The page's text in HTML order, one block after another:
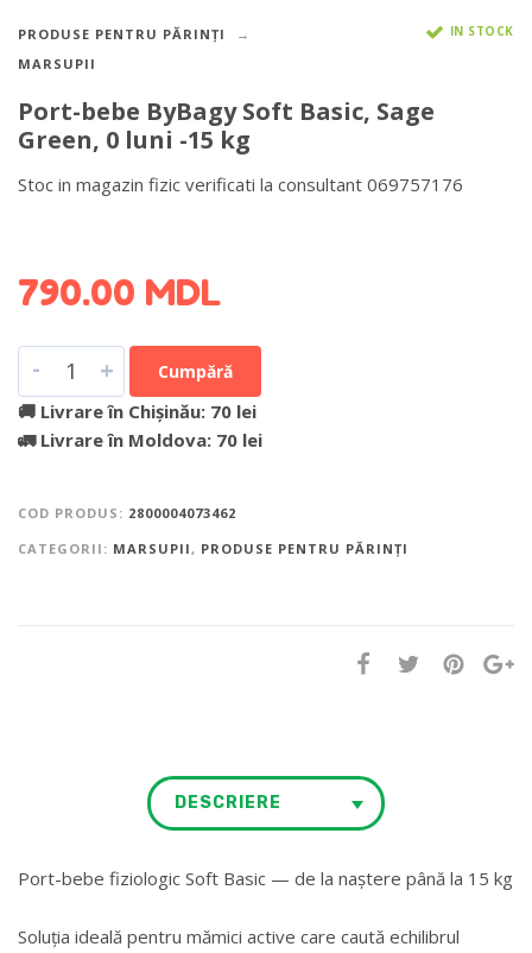
PRODUSE PENTRU PĂRINȚI
MARSUPII
IN STOCK
Port-bebe ByBagy Soft Basic, Sage
Green, 0 luni -15 kg
Stoc in magazin fizic verificati la consultant 069757176
790.00 MDL
- + Cumpără
🚚 Livrare în Chișinău: 70 lei
🚛 Livrare în Moldova: 70 lei
COD PRODUS: 2800004073462
CATEGORII: MARSUPII, PRODUSE PENTRU PĂRINȚI
DESCRIERE
Port-bebe fiziologic Soft Basic — de la naștere până la 15 kg
Soluția ideală pentru mămici active care caută echilibrul